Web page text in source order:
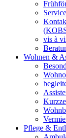
vis à
Wohnen &
Pflege &